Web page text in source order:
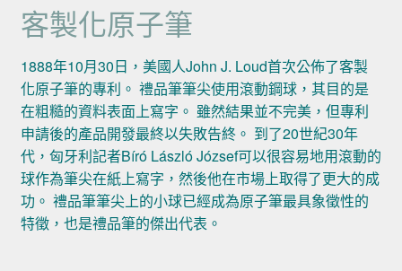
客製化原子筆
1888年10月30日，美國人John J. Loud首次公佈了客製
化原子筆的專利。 禮品筆筆尖使用滾動鋼球，其目的是
在粗糙的資料表面上寫字。 雖然結果並不完美，但專利
申請後的產品開發最終以失敗告終。 到了20世紀30年
代，匈牙利記者Bíró László József可以很容易地用滾動的
球作為筆尖在紙上寫字，然後他在市場上取得了更大的成
功。 禮品筆筆尖上的小球已經成為原子筆最具象徵性的
特徵，也是禮品筆的傑出代表。